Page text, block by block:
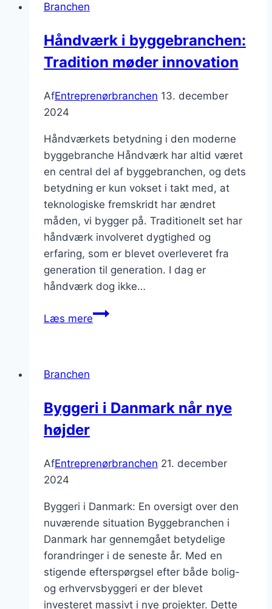
Branchen
Håndværk i byggebranchen:
Tradition møder innovation
AfEntreprenørbranchen 13. december
2024
Håndværkets betydning i den moderne
byggebranche Håndværk har altid været
en central del af byggebranchen, og dets
betydning er kun vokset i takt med, at
teknologiske fremskridt har ændret
måden, vi bygger på. Traditionelt set har
håndværk involveret dygtighed og
erfaring, som er blevet overleveret fra
generation til generation. I dag er
håndværk dog ikke…
Læs mereHåndværk
Branchen
Byggeri i Danmark når nye
højder
AfEntreprenørbranchen 21. december
2024
Byggeri i Danmark: En oversigt over den
nuværende situation Byggebranchen i
Danmark har gennemgået betydelige
forandringer i de seneste år. Med en
stigende efterspørgsel efter både bolig-
og erhvervsbyggeri er der blevet
investeret massivt i nye projekter. Dette